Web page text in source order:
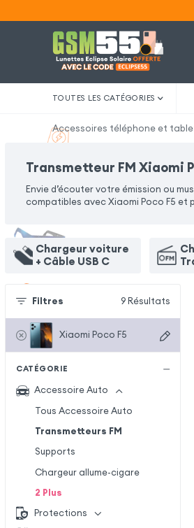
TOUTES LES CATÉGORIES
Accessoires téléphone et
Transmetteur FM Xiaomi
Envie d’écouter votre émission ou
compatibles avec Xiaomi Poco F5
Chargeur voiture
+ Câble USB C
Filtres 9 Résultats
Xiaomi Poco F5
CATÉGORIE
Accessoire Auto
Tous Accessoire Auto
Transmetteurs FM
Supports
Chargeur allume-cigare
2 Plus
Protections